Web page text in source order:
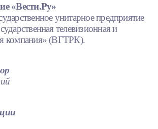
«Вести.Ру»
унитарное предприятие
телевизионная и
компания» (ВГТРК).